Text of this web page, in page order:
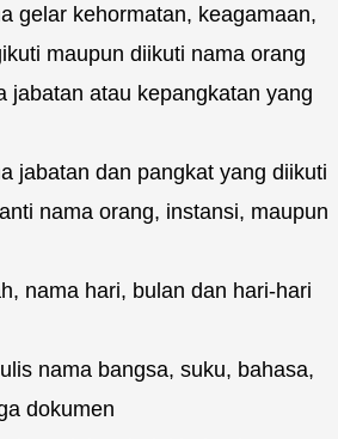
gelar kehormatan, keagamaan,
maupun diikuti nama orang
jabatan atau kepangkatan yang
jabatan dan pangkat yang diikuti
nama orang, instansi, maupun
nama hari, bulan dan hari-hari
nama bangsa, suku, bahasa,
dokumen